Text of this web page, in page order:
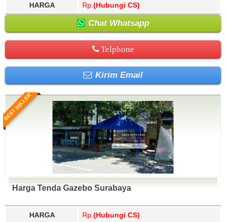
HARGA Rp. (Hubungi CS)
Chat Whatsapp
Telphone
Kirim Email
BEST SELLER
Harga Tenda Gazebo Surabaya
HARGA Rp. (Hubungi CS)